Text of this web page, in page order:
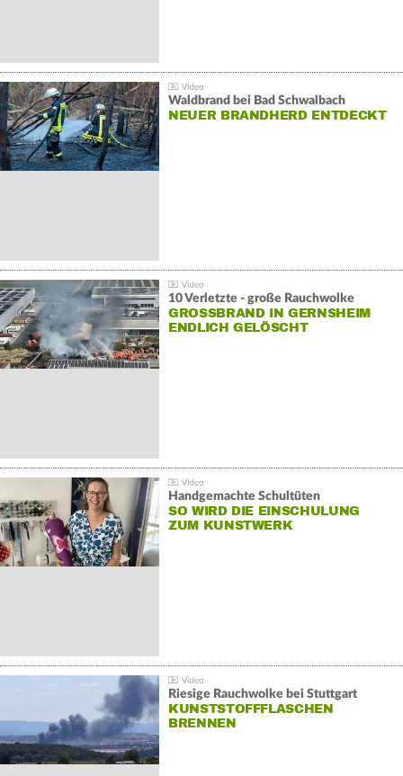
Waldbrand bei Bad Schwalbach
NEUER BRANDHERD ENTDECKT
10 Verletzte - große Rauchwolke
GROSSBRAND IN GERNSHEIM E
NDLICH GELÖSCHT
Handgemachte Schultüten
SO WIRD DIE EINSCHULUNG
ZUM KUNSTWERK
Riesige Rauchwolke bei Stuttgart
KUNSTSTOFFFLASCHEN
BRENNEN